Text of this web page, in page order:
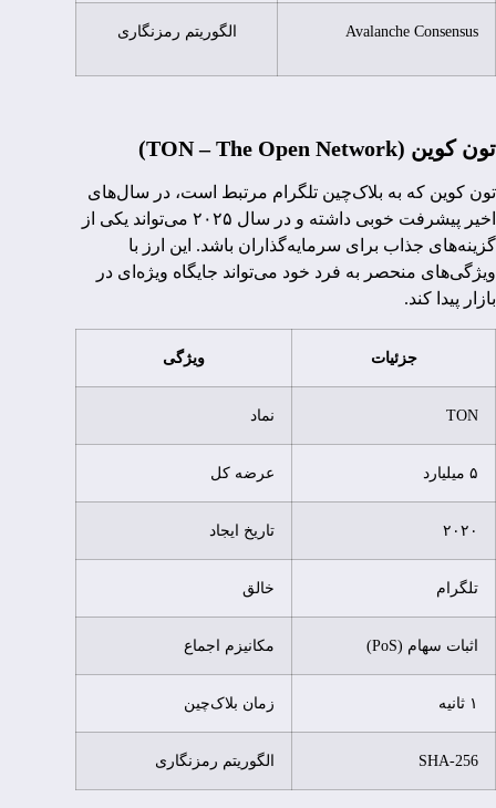
Avalanche Consensus الگوریتم رمزنگاری
تون کوین (TON – The Open Network)
تون کوین که به بلاک‌چین تلگرام مرتبط است، در سال‌های
اخیر پیشرفت خوبی داشته و در سال ۲۰۲۵ می‌تواند یکی از
گزینه‌های جذاب برای سرمایه‌گذاران باشد. این ارز با
ویژگی‌های منحصر به فرد خود می‌تواند جایگاه ویژه‌ای در
بازار پیدا کند.
جزئیات ویژگی
TON نماد
۵ میلیارد عرضه کل
۲۰۲۰ تاریخ ایجاد
تلگرام خالق
اثبات سهام (PoS) مکانیزم اجماع
۱ ثانیه زمان بلاک‌چین
SHA-256 الگوریتم رمزنگاری